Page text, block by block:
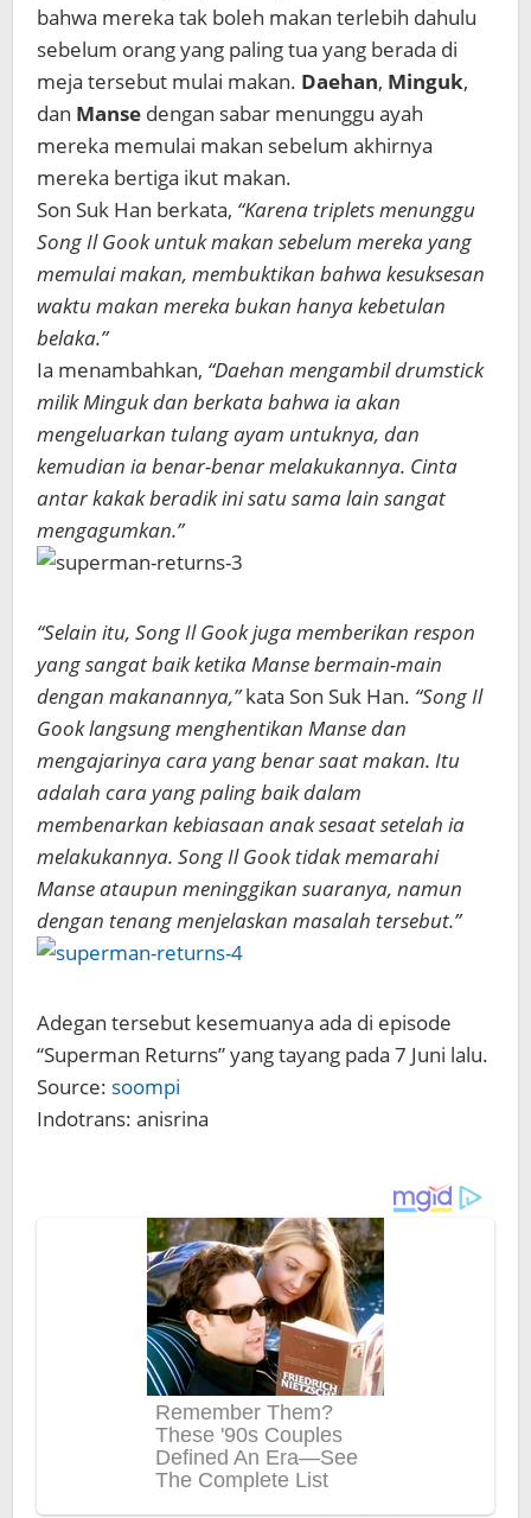
bahwa mereka tak boleh makan terlebih dahulu
sebelum orang yang paling tua yang berada di
meja tersebut mulai makan. Daehan, Minguk,
dan Manse dengan sabar menunggu ayah
mereka memulai makan sebelum akhirnya
mereka bertiga ikut makan.
Son Suk Han berkata, “Karena triplets menunggu
Song Il Gook untuk makan sebelum mereka yang
memulai makan, membuktikan bahwa kesuksesan
waktu makan mereka bukan hanya kebetulan
belaka.”
Ia menambahkan, “Daehan mengambil drumstick
milik Minguk dan berkata bahwa ia akan
mengeluarkan tulang ayam untuknya, dan
kemudian ia benar-benar melakukannya. Cinta
antar kakak beradik ini satu sama lain sangat
mengagumkan.”
“Selain itu, Song Il Gook juga memberikan respon
yang sangat baik ketika Manse bermain-main
dengan makanannya,”kata Son Suk Han. “Song Il
Gook langsung menghentikan Manse dan
mengajarinya cara yang benar saat makan. Itu
adalah cara yang paling baik dalam
membenarkan kebiasaan anak sesaat setelah ia
melakukannya. Song Il Gook tidak memarahi
Manse ataupun meninggikan suaranya, namun
dengan tenang menjelaskan masalah tersebut.”
Adegan tersebut kesemuanya ada di episode
“Superman Returns” yang tayang pada 7 Juni lalu.
Source: soompi
Indotrans: anisrina